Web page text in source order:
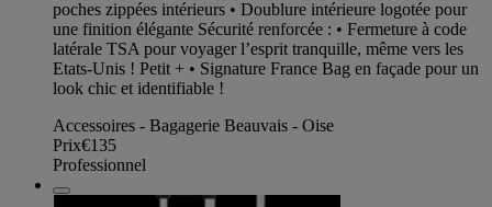
poches zippées intérieurs • Doublure intérieure logotée pour
une finition élégante Sécurité renforcée : • Fermeture à code
latérale TSA pour voyager l’esprit tranquille, même vers les
Etats-Unis ! Petit + • Signature France Bag en façade pour un
look chic et identifiable !
Accessoires - Bagagerie Beauvais - Oise
Prix€135
Professionnel